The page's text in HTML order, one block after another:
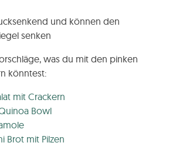
und können den
senken
was du mit den pinken
könntest:
mit Crackern
Bowl
Brot mit Pilzen